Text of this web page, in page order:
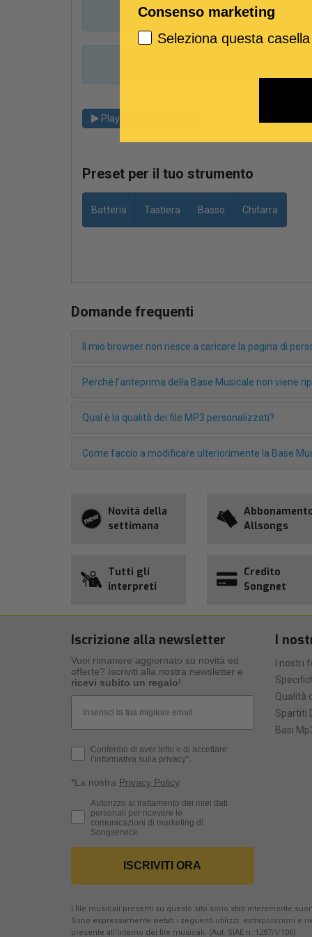
Play
Preset per il tuo strumento
Batteria Tastiera Basso
Chitarra
Domande frequenti
Il mio browser non riesce a caricare la pagina di
Perché l'anteprima della Base Musicale non viene
Qual è la qualità dei file MP3 personalizzati?
Come faccio a modificare ulteriorimente la Base
Novità della
settimana
Allsongs
Tutti gli
interpreti
Credito
Songnet
Iscrizione alla newsletter
Vuoi rimanere aggiornato su novità ed
offerte? Iscriviti alla nostra newsletter e
ricevi subito un regalo!
Privacy Policy
Confermo di aver letto e di accettare
l’informativa sulla privacy*.
*La nostra Privacy Policy.
Consenso Marketing
Autorizzo al trattamento dei miei dati
personali per ricevere le
comunicazioni di marketing di
Songservice.
ISCRIVITI ORA
I
I nostri
Qualità
Spartiti
Basi
I file musicali presenti su questo sito sono stati interamente
Sono espressamente vietati i seguenti utilizzi: estrapolazioni e
presente all'interno dei file musicali. (Aut. SIAE n. 1287/I/106)
Consenso marketing
Seleziona questa